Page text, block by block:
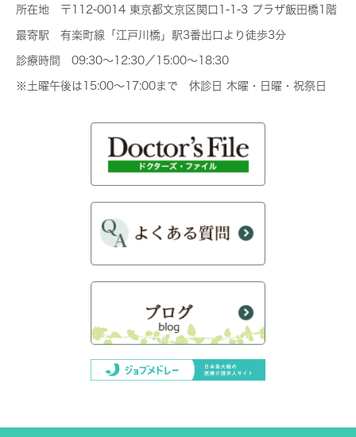
所在地 〒112-0014 東京都文京区関口1-1-3 プラザ飯田橋1階
最寄駅 有楽町線「江戸川橋」駅3番出口より徒歩3分
診療時間 09:30～12:30／15:00～18:30
※土曜午後は15:00～17:00まで 休診日 木曜・日曜・祝祭日